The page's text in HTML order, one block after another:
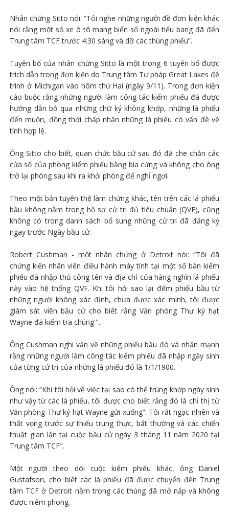
Nhân chứng Sitto nói: “Tôi nghe những người đề đơn kiện khác
nói rằng một số xe ô tô mang biển số ngoài tiểu bang đã đến
Trung tâm TCF trước 4:30 sáng và dỡ các thùng phiếu”.
Tuyên bố của nhân chứng Sitto là một trong 6 tuyên bố được
trích dẫn trong đơn kiện do Trung tâm Tư pháp Great Lakes đệ
trình ở Michigan vào hôm thứ Hai (ngày 9/11). Trong đơn kiện
cáo buộc rằng những người làm công tác kiểm phiếu đã được
hướng dẫn bỏ qua những chữ ký không khớp, những lá phiếu
đến muộn, đồng thời chấp nhận những lá phiếu có vấn đề về
tính hợp lệ.
Ông Sitto cho biết, quan chức bầu cử sau đó đã che chắn các
cửa sổ của phòng kiểm phiếu bằng bìa cứng và không cho ông
trở lại phòng sau khi ra khỏi phòng để nghỉ ngơi.
Theo một bản tuyên thệ làm chứng khác, tên trên các lá phiếu
bầu không nằm trong hồ sơ cử tri đủ tiêu chuẩn (QVF), cũng
không có trong danh sách bổ sung những cử tri đã đăng ký
ngay trước Ngày bầu cử.
Robert Cushman - một nhân chứng ở Detroit nói: “Tôi đã
chứng kiến nhân viên điều hành máy tính tại một số bàn kiểm
phiếu đã nhập thủ công tên và địa chỉ của hàng nghìn lá phiếu
này vào hệ thống QVF. Khi tôi hỏi sao lại đếm phiếu bầu từ
những người không xác định, chưa được xác minh, tôi được
giám sát viên bầu cử cho biết rằng Văn phòng Thư ký hạt
Wayne đã kiểm tra chúng'".
Ông Cushman nghi vấn về những phiếu bầu đó và nhấn mạnh
rằng những người làm công tác kiểm phiếu đã nhập ngày sinh
của từng cử tri của những lá phiếu đó ​​là 1/1/1900.
Ông nói: “Khi tôi hỏi về việc tại sao có thể trùng khớp ngày sinh
như vậy từ các lá phiếu, tôi được cho biết rằng đó là chỉ thị từ
Văn phòng Thư ký hạt Wayne gửi xuống”. Tôi rất ngạc nhiên và
thất vọng trước sự thiếu trung thực, bất thường và các chiến
thuật gian lận tại cuộc bầu cử ngày 3 tháng 11 năm 2020 tại
Trung tâm TCF".
Một người theo dõi cuộc kiểm phiếu khác, ông Daniel
Gustafson, cho biết các lá phiếu đã được chuyển đến Trung
tâm TCF ở Detroit nằm trong các thùng đã mở nắp và không
được niêm phong.